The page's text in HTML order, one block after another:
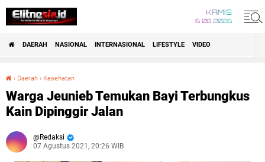
KAMIS
6 08 2026
DAERAH NASIONAL INTERNASIONAL LIFESTYLE VIDEO
› Daerah › Kesehatan
Warga Jeunieb Temukan Bayi Terbungkus
Kain Dipinggir Jalan
Redaksi
07 Agustus 2021, 20:26 WIB